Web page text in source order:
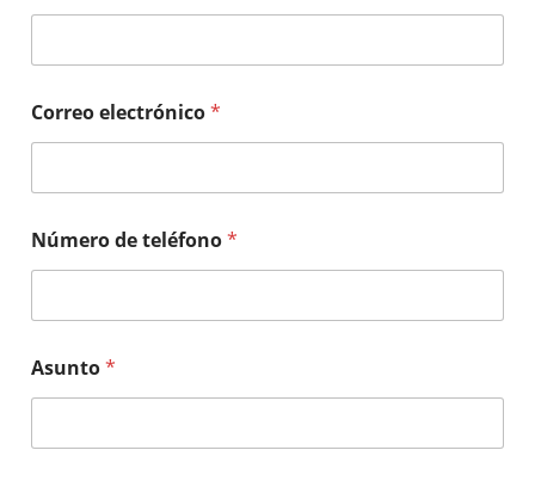
Correo electrónico*
Número de teléfono*
Asunto*